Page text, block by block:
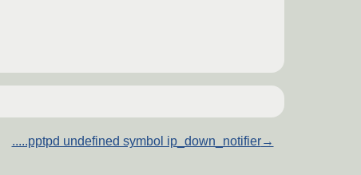
.....pptpd undefined symbol ip_down_notifier→